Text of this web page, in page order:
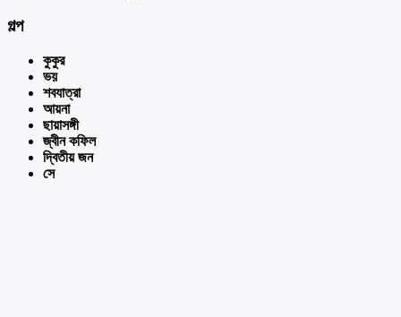
গল্প
কুকুর
ভয়
শবযাত্রা
আয়না
ছায়াসঙ্গী
জ্বীন কফিল
দ্বিতীয় জন
সে